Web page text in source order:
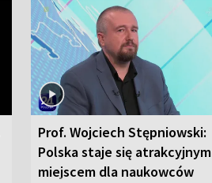
Prof. Wojciech Stępniowski:
Polska staje się atrakcyjnym
miejscem dla naukowców